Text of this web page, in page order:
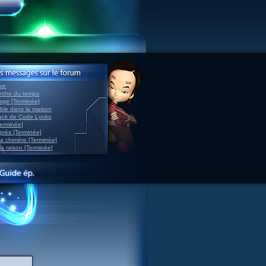
du temps
[Terminée]
dans la maison
de Code Lyoko
[Terminée]
chimère [Terminée]
raison [Terminée]